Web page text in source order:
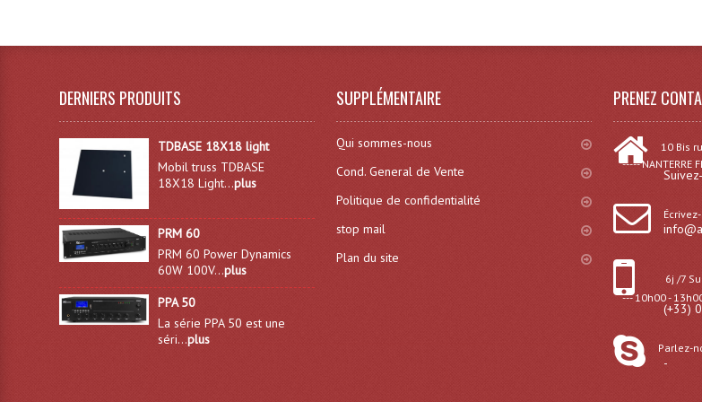
DERNIERS PRODUITS
TDBASE 18X18 light
Mobil truss TDBASE
18X18 Light...plus
PRM 60
PRM 60 Power Dynamics
60W 100V...plus
PPA 50
La série PPA 50 est une
séri...plus
SUPPLÉMENTAIRE
Qui sommes-nous
Cond. General de Vente
Politique de confidentialité
stop mail
Plan du site
PRENEZ
10 Bis
----- NANTERRE
6j /7
--- 10h00 -
(+33)
Parlez-
-